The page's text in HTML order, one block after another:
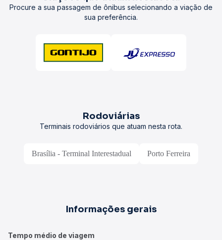
Procure a sua passagem de ônibus selecionando a viação de
sua preferência.
Rodoviárias
Terminais rodoviários que atuam nesta rota.
Brasília - Terminal Interestadual Porto Ferreira
Informações gerais
Tempo médio de viagem